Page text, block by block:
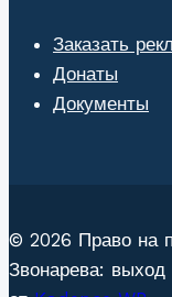
Заказать
Донаты
Документы
© 2026 Право на
Звонарева: